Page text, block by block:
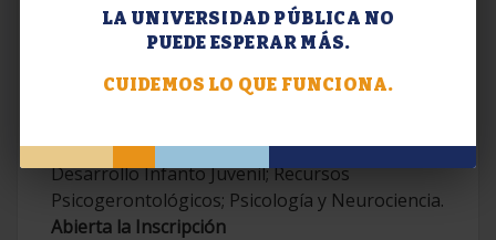
LA UNIVERSIDAD PÚBLICA NO
PUEDE ESPERAR MÁS.
CUIDEMOS LO QUE FUNCIONA.
Extensión. Diplomaturas 2026.
Contemporáneas; Problemáticas en el
Desarrollo Infanto Juvenil; Recursos
Psicogerontológicos; Psicología y Neurociencia.
Abierta la Inscripción